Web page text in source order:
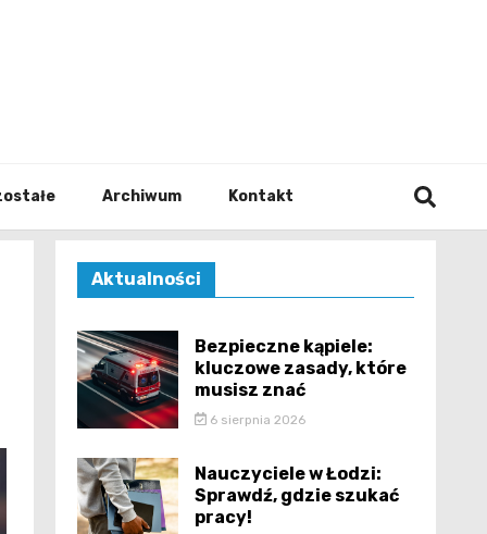
Archiwum Kontakt
Aktualności
Bezpieczne kąpiele:
kluczowe zasady, które
musisz znać
6 sierpnia 2026
Nauczyciele w Łodzi:
Sprawdź, gdzie szukać
pracy!